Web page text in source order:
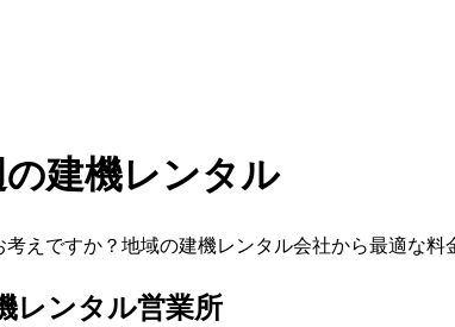
建機レンタル
えですか？地域の建機レンタル会社から最適な料
レンタル営業所